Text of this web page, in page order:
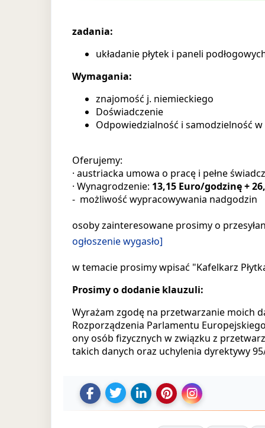
zadania:
układanie płytek i paneli
Wymagania:
znajomość j. niemieckiego
Doświadczenie
Odpowiedzialność i samodzielność
Oferujemy:
· austriacka umowa o pracę i pełne
· Wynagrodzenie: 13,15 Euro/godzinę +
- możliwość wypracowywania nadgodzin
osoby zainteresowane prosimy o
ogłoszenie wygasło]
w temacie prosimy wpisać "Kafelkarz
Prosimy o dodanie klauzuli:
Wyrażam zgodę na przetwarzanie moich
Rozporządzenia Parlamentu
ony osób fizycznych w związku z
takich danych oraz uchylenia dyrektywy
U
d
U
d
D
o
Z
a
U
d